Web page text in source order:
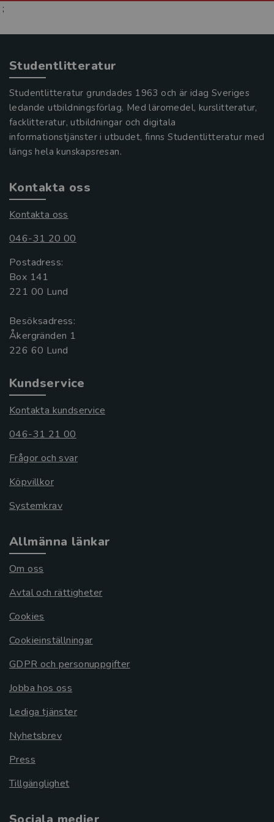
;
Studentlitteratur
Studentlitteratur grundades 1963 och är idag Sveriges
ledande utbildningsförlag. Med läromedel, kurslitteratur,
facklitteratur, utbildningar och digitala
informationstjänster i utbudet, finns Studentlitteratur med
längs hela kunskapsresan.
Kontakta oss
Kontakta oss
046-31 20 00
Postadress:
Box 141
221 00 Lund
Besöksadress:
Åkergränden 1
Kundservice
Kontakta kundservice
046-31 21 00
Frågor och svar
Köpvillkor
Systemkrav
Allmänna länkar
Om oss
Avtal och rättigheter
Cookies
Cookieinställningar
GDPR och personuppgifter
Jobba hos oss
Lediga tjänster
Nyhetsbrev
Press
Tillgänglighet